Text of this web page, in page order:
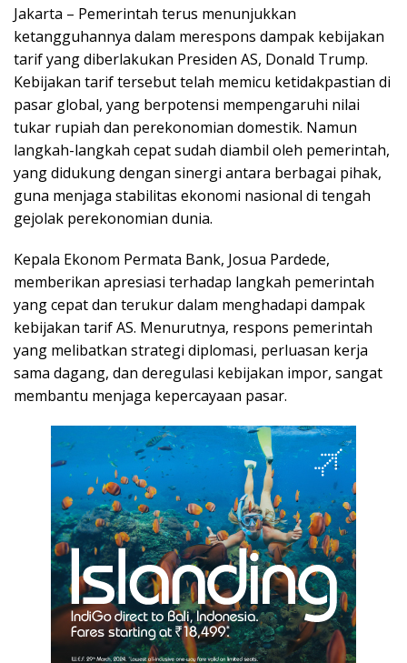
Jakarta – Pemerintah terus menunjukkan
ketangguhannya dalam merespons dampak kebijakan
tarif yang diberlakukan Presiden AS, Donald Trump.
Kebijakan tarif tersebut telah memicu ketidakpastian di
pasar global, yang berpotensi mempengaruhi nilai
tukar rupiah dan perekonomian domestik. Namun
langkah-langkah cepat sudah diambil oleh pemerintah,
yang didukung dengan sinergi antara berbagai pihak,
guna menjaga stabilitas ekonomi nasional di tengah
gejolak perekonomian dunia.
Kepala Ekonom Permata Bank, Josua Pardede,
memberikan apresiasi terhadap langkah pemerintah
yang cepat dan terukur dalam menghadapi dampak
kebijakan tarif AS. Menurutnya, respons pemerintah
yang melibatkan strategi diplomasi, perluasan kerja
sama dagang, dan deregulasi kebijakan impor, sangat
membantu menjaga kepercayaan pasar.